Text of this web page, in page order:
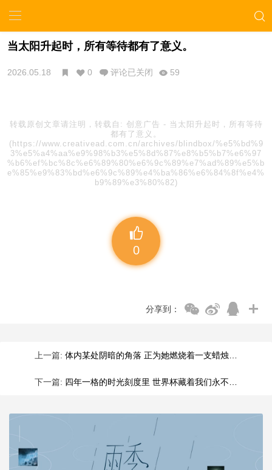
当太阳升起时，所有等待都有了意义。
2026.05.18 0 评论已关闭 59
转载原创文章请注明，转载自: 创意广告 - 当太阳升起时，所有等待
都有了意义。
(https://www.creativead.com.cn/archives/blindbox/%e5%bd%9
3%e5%a4%aa%e9%98%b3%e5%8d%87%e8%b5%b7%e6%97
%b6%ef%bc%8c%e6%89%80%e6%9c%89%e7%ad%89%e5%b
e%85%e9%83%bd%e6%9c%89%e4%ba%86%e6%84%8f%e4%
b9%89%e3%80%82)
0
分享到：
上一篇: 体内某处阴暗的角落 正为她燃烧着一支蜡烛…
下一篇: 四年一格的时光刻度里 世界杯藏着我们永不…